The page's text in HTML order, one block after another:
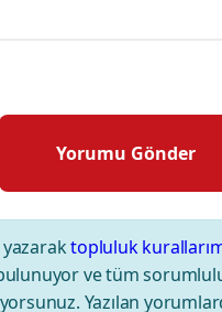
topluluk
ve tüm
Yazılan